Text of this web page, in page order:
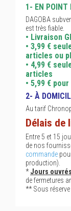
1- EN POINT
DAGOBA
est très fiable.
• Livraison
• 3,99 €
articles ou
• 4,99 €
articles
• 5,99 €
2- À
Au tarif
Délais de
Entre 5 et 15
de nos
commande
production).
*Jours ouvrés
de fermetures
** Sous